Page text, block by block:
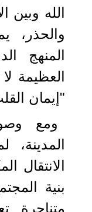
الله وبين
والحذر،
المنهج
العظيمة
"إيمان
ومع
المدينة،
الانتقال
بنية
متناحرة